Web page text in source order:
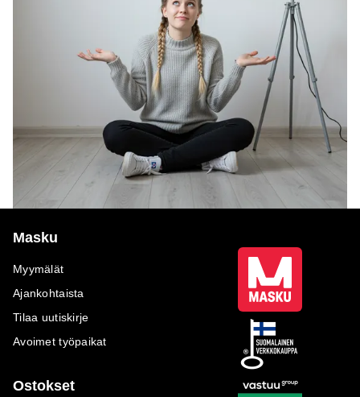
Masku
Myymälät
Ajankohtaista
Tilaa uutiskirje
Avoimet työpaikat
Ostokset